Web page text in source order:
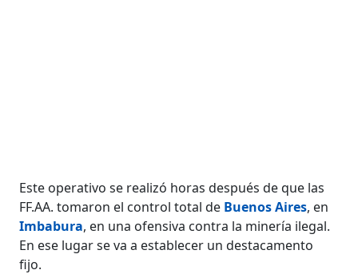
Este operativo se realizó horas después de que las
FF.AA. tomaron el control total de Buenos Aires, en
Imbabura, en una ofensiva contra la minería ilegal.
En ese lugar se va a establecer un destacamento
fijo.